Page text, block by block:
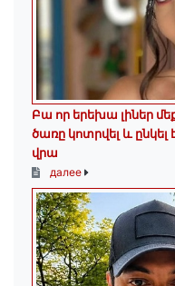
Բա որ երեխա լիներ
ծառը կոտրվել և ընկել
վրա
далее